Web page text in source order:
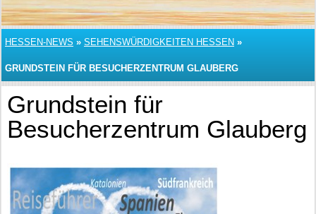
HESSEN-NEWS » SEHENSWÜRDIGKEITEN HESSEN »
GRUNDSTEIN FÜR BESUCHERZENTRUM GLAUBERG
Grundstein für
Besucherzentrum Glauberg